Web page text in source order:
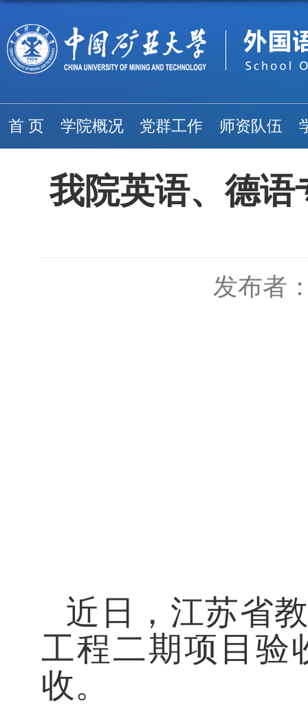
首 页 学院概况 党群工作 师资队伍
我院英语、德
发布者
近日，江苏省
工程二期项目验
收。